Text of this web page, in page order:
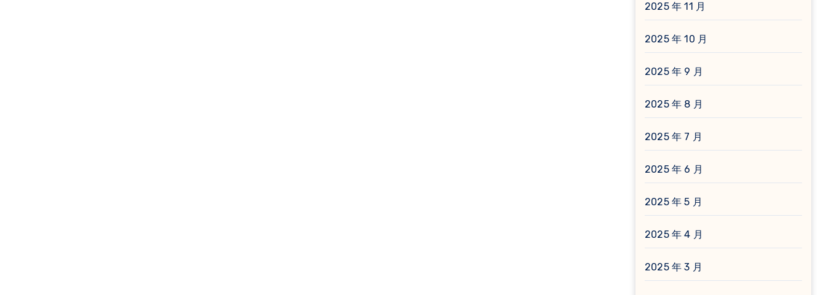
2025 年 11 月
2025 年 10 月
2025 年 9 月
2025 年 8 月
2025 年 7 月
2025 年 6 月
2025 年 5 月
2025 年 4 月
2025 年 3 月